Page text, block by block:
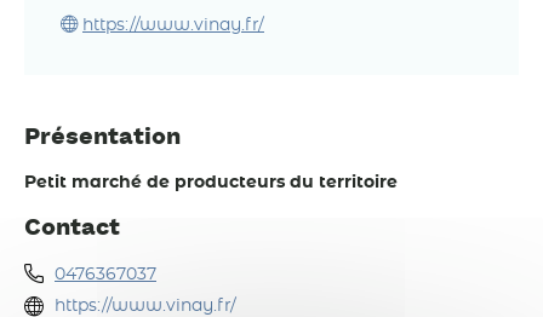
https://www.vinay.fr/
Présentation
Petit marché de producteurs du territoire
Contact
0476367037
https://www.vinay.fr/